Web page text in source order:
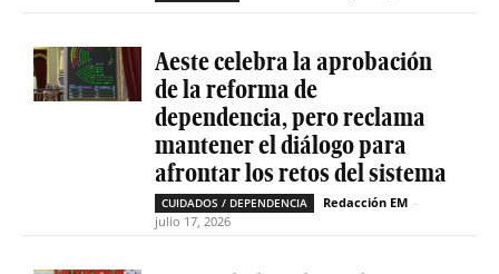
Aeste celebra la aprobación
de la reforma de
dependencia, pero reclama
mantener el diálogo para
afrontar los retos del sistema
CUIDADOS / DEPENDENCIA Redacción EM -
julio 17, 2026